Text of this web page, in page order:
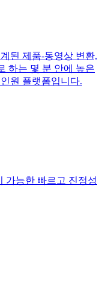
된 제품-동영상 변환,
하는 몇 분 안에 높은
원 플랫폼입니다.
가능한 빠르고 진정성